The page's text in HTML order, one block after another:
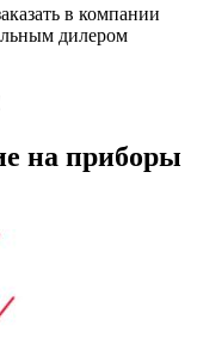
в компании
дилером
на приборы